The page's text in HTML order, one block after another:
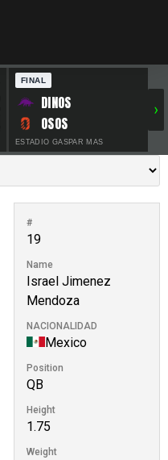
FINAL
DINOS
OSOS
ESTADIO GASPAR MAS
›
#
19
Name
Israel Jimenez
Mendoza
NACIONALIDAD
Mexico
Position
QB
Height
1.75
Weight